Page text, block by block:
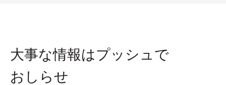
大事な情報はプッシュで
おしらせ